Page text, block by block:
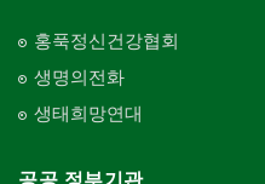
홍푹정신건강협회
생명의전화
생태희망연대
공공 정부기관